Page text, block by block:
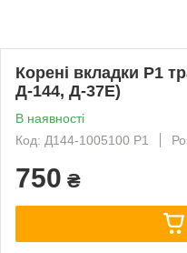
Корені вкладки Р1
Д-144, Д-37Е)
В наявності
Код: Д144-1005100 Р1
750 ₴